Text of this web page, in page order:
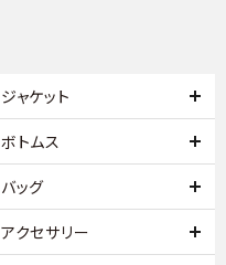
ジャケット
ボトムス
バッグ
アクセサリー